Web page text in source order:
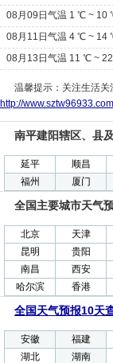
08月09日气温 1 ℃ ~ 10
08月11日气温 4 ℃ ~ 14
08月13日气温 11 ℃ ~
温馨提示：关注生活关
http://
南平建阳辖区、县
延平 顺昌
福州
厦门
全国主要城市天气
北京 天津
昆明
贵阳
南昌
西安
哈尔滨
香港
全国天气预报10天
安徽 福建
湖北
湖南